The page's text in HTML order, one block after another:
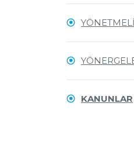
KANUNLAR